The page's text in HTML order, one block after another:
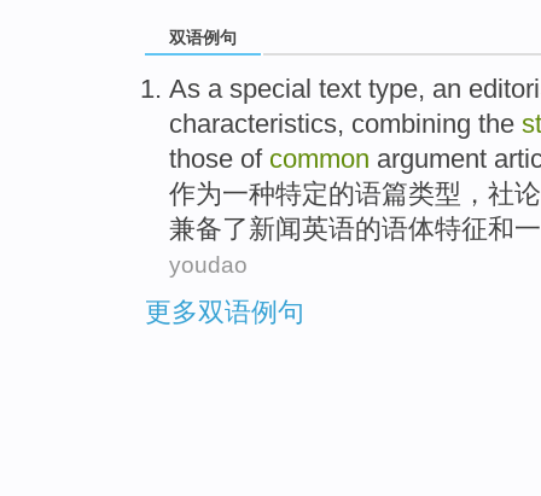
双语例句
As a special text type, an
characteristics, combining the
those of common argument
作为一种特定的语篇类型 ， 社论
兼备了新闻英语的语体特征和
youdao
更多双语例句